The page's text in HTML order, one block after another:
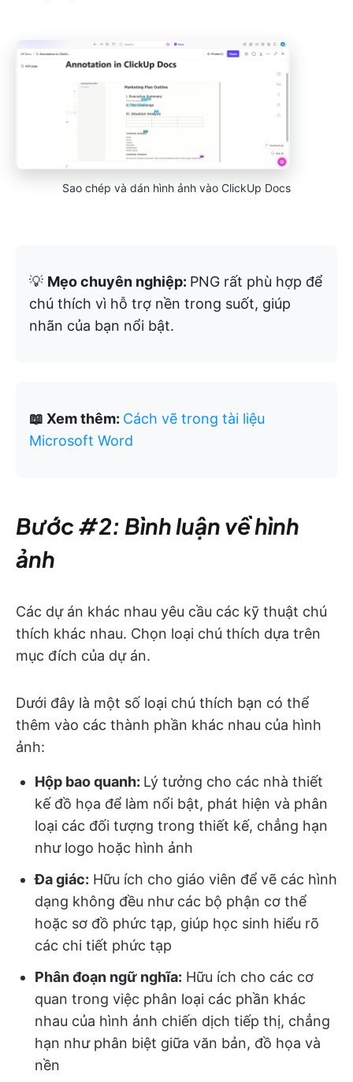
Sao chép và dán hình ảnh vào ClickUp Docs
💡 Mẹo chuyên nghiệp: PNG rất phù hợp để
chú thích vì hỗ trợ nền trong suốt, giúp
nhãn của bạn nổi bật.
📖 Xem thêm: Cách vẽ trong tài liệu
Microsoft Word
Bước #2: Bình luận về hình
ảnh
Các dự án khác nhau yêu cầu các kỹ thuật chú
thích khác nhau. Chọn loại chú thích dựa trên
mục đích của dự án.
Dưới đây là một số loại chú thích bạn có thể
thêm vào các thành phần khác nhau của hình
ảnh:
Hộp bao quanh: Lý tưởng cho các nhà thiết
kế đồ họa để làm nổi bật, phát hiện và phân
loại các đối tượng trong thiết kế, chẳng hạn
như logo hoặc hình ảnh
Đa giác: Hữu ích cho giáo viên để vẽ các hình
dạng không đều như các bộ phận cơ thể
hoặc sơ đồ phức tạp, giúp học sinh hiểu rõ
các chi tiết phức tạp
Phân đoạn ngữ nghĩa: Hữu ích cho các cơ
quan trong việc phân loại các phần khác
nhau của hình ảnh chiến dịch tiếp thị, chẳng
hạn như phân biệt giữa văn bản, đồ họa và
nền